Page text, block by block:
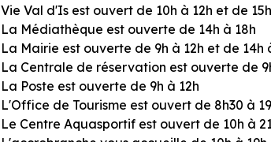
Vie Val d'Is est ouvert de 10h à 12h et de
La Médiathèque est ouverte de 14h à 18h
La Mairie est ouverte de 9h à 12h et de 14h
La Centrale de réservation est ouverte de
La Poste est ouverte de 9h à 12h
L'Office de Tourisme est ouvert de 8h30 à
Le Centre Aquasportif est ouvert de 10h à